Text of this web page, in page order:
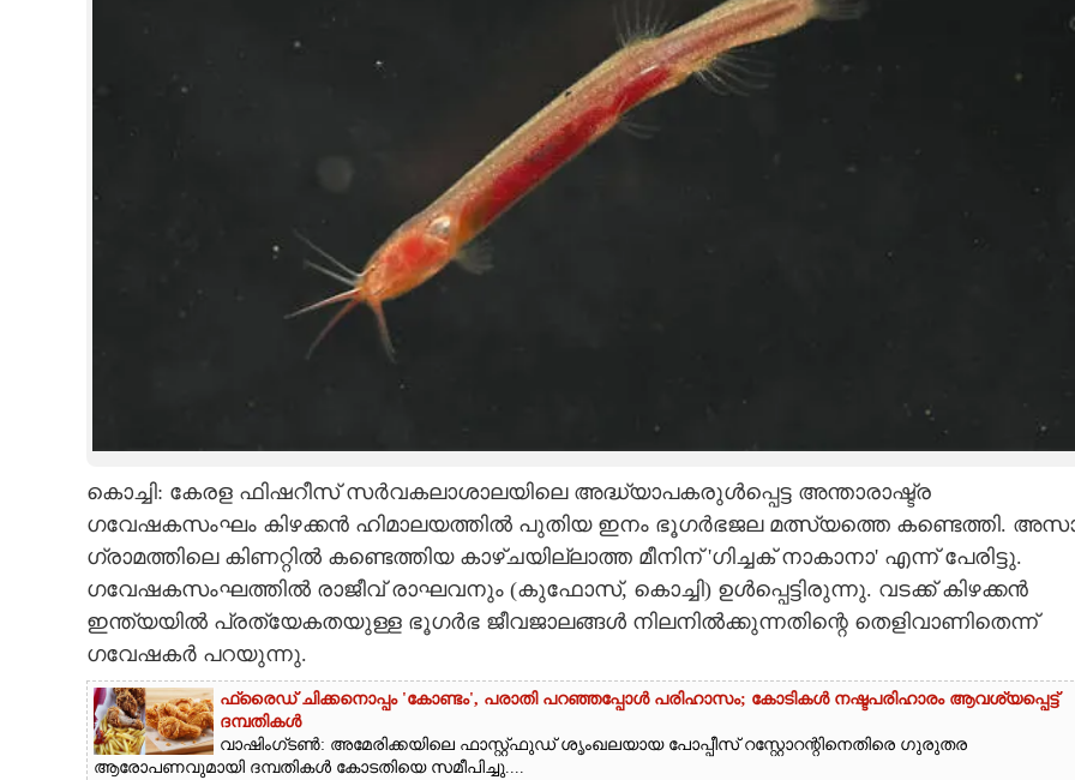
CARTOONS
LITERATURE
CONTACT US
കൊച്ചി: കേരള ഫിഷറീസ് സർവകലാശാലയിലെ അദ്ധ്യാപകരുൾപ്പെട്ട അന്താരാഷ്ട്ര
ഗവേഷകസംഘം കിഴക്കൻ ഹിമാലയത്തിൽ പുതിയ ഇനം ഭൂഗർഭജല മത്സ്യത്തെ കണ്ടെത്തി.
ഗ്രാമത്തിലെ കിണറ്റിൽ കണ്ടെത്തിയ കാഴ്ചയില്ലാത്ത മീനിന് 'ഗിച്ചക് നാകാനാ' എന്ന് പേരിട്ടു.
ഗവേഷകസംഘത്തിൽ രാജീവ് രാഘവനും (കുഫോസ്, കൊച്ചി) ഉൾപ്പെട്ടിരുന്നു. വടക്ക് കിഴക്കൻ
ഇന്ത്യയിൽ പ്രത്യേകതയുള്ള ഭൂഗർഭ ജീവജാലങ്ങൾ നിലനിൽക്കുന്നതിന്റെ തെളിവാണിതെന്ന്
ഗവേഷകർ പറയുന്നു.
ഫ്രൈഡ് ചിക്കനൊപ്പം 'കോണ്ടം',​ പരാതി പറഞ്ഞപ്പോൾ പരിഹാസം; കോടികൾ നഷ്ടപരിഹാരം ആവശ്യപ്പെട്ട്
ദമ്പതികൾ
വാഷിംഗ്ടൺ: അമേരിക്കയിലെ ഫാസ്റ്റ്ഫുഡ് ശൃംഖലയായ പോപ്പീസ് റസ്റ്റോറന്റിനെതിരെ ഗുരുതര
ആരോപണവുമായി ദമ്പതികൾ കോടതിയെ സമീപിച്ചു....